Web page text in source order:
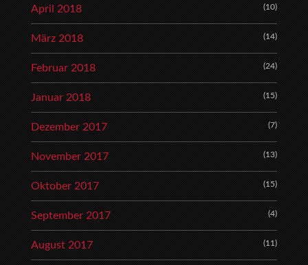
April 2018 (10)
März 2018 (14)
Februar 2018 (24)
Januar 2018 (15)
Dezember 2017 (7)
November 2017 (13)
Oktober 2017 (15)
September 2017 (4)
August 2017 (11)